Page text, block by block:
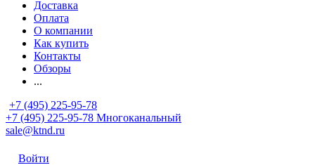
Доставка
Оплата
О компании
Как купить
Контакты
Обзоры
...
+7 (495) 225-95-78
+7 (495) 225-95-78 Многоканальный
sale@ktnd.ru
Войти